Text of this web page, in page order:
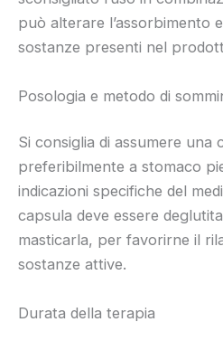
può alterare l’assorbimento
sostanze presenti nel
Posologia e metodo di
Si consiglia di assumere una
preferibilmente a stomaco
indicazioni specifiche del
capsula deve essere
masticarla, per favorirne il
sostanze attive.
Durata della terapia